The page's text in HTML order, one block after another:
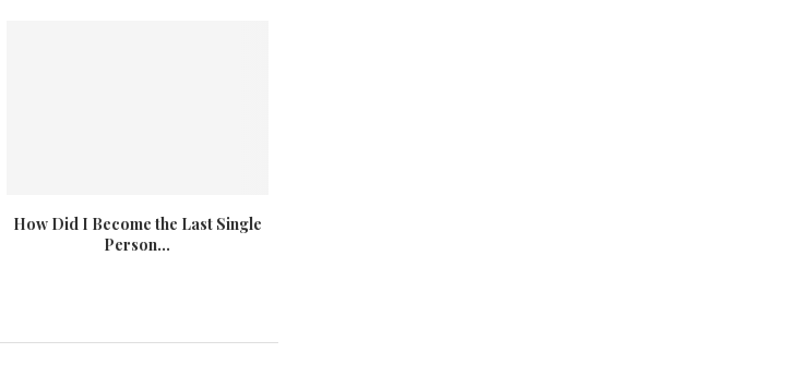
How Did I Become the Last Single
Person...